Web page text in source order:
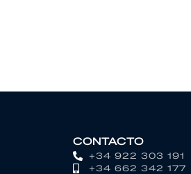
CONTACTO
+34 922 303 191
+34 662 342 177